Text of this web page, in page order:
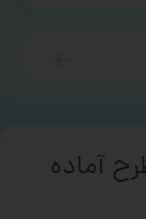
آماده